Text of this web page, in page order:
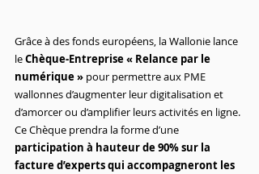
Grâce à des fonds européens, la Wallonie lance
le Chèque-Entreprise « Relance par le
numérique » pour permettre aux PME
wallonnes d’augmenter leur digitalisation et
d’amorcer ou d’amplifier leurs activités en ligne.
Ce Chèque prendra la forme d’une
participation à hauteur de 90% sur la
facture d’experts qui accompagneront les